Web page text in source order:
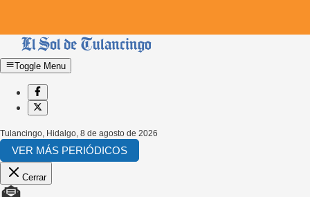
Toggle Menu
Tulancingo, Hidalgo, 8 de agosto de 2026
VER MÁS PERIÓDICOS
Cerrar